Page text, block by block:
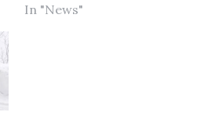
In "News"